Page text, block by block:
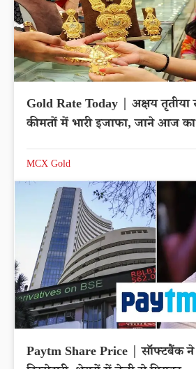
Gold Rate Today | अक्षय
कीमतों में भारी इजाफा, जाने आज
MCX Gold
Paytm Share Price | सॉफ्टबैंक ने